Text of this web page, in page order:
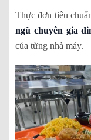
Thực đơn tiêu
ngũ chuyên gia
của từng nhà máy.